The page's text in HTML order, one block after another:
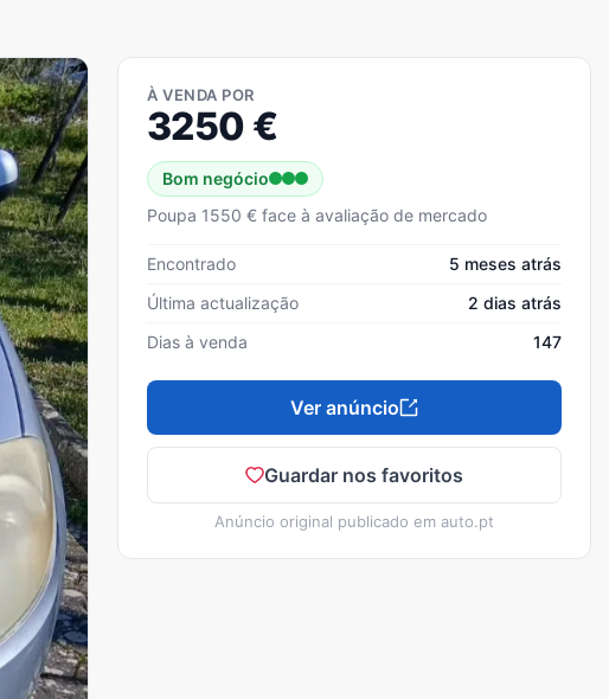
À VENDA POR
3250 €
Bom negócio
Poupa 1550 € face à avaliação de mercado
Encontrado
5 meses atrás
Última actualização
2 dias atrás
Dias à venda
147
Ver anúncio
Guardar nos favoritos
Anúncio original publicado em auto.pt